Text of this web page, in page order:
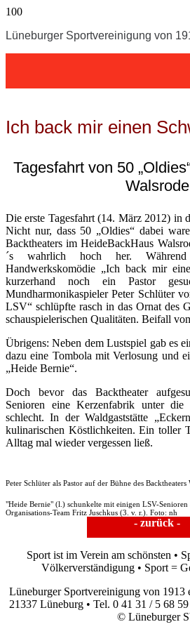
Lüneburger Sportvereinigung von
Ich back mir einen
Tagesfahrt von 50
Walsrode
Die erste Tagesfahrt (14. März 2012) in
Nicht nur, dass 50 „Oldies“ dabei
Backtheaters im HeideBackHaus
´s wahrlich hoch her.
Handwerkskomödie „Ich back mir
kurzerhand noch ein Pastor
Mundharmonikaspieler Peter Schlüter
LSV“ schlüpfte rasch in das Ornat des
schauspielerischen Qualitäten. Beifall
Übrigens: Neben dem Lustspiel gab es
dazu eine Tombola mit Verlosung und
„Heide Bernie“.
Doch bevor das Backtheater
Senioren eine Kerzenfabrik unter
schlecht. In der Waldgaststätte
kulinarischen Köstlichkeiten. Ein toller
Alltag mal wieder vergessen ließ.
Peter Schlüter als Pastor auf der Bühne des Backtheaters
"Heide Bernie" (l.) schunkelte mit einigen LSV-
Organisations-Team Fritz Juschkus (3. v. r.). Foto: nh
- zurück -
Sport ist im Verein am schönsten •
Völkerverständigung • Sport =
Lüneburger Sportvereinigung von 1913
21337 Lüneburg • Tel. 0 41 31 / 5 68 59
© Lüneburger